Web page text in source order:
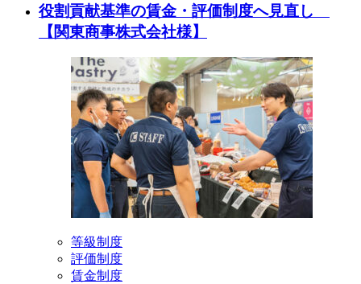
役割貢献基準の賃金・評価制度へ見直し
【関東商事株式会社様】
等級制度
評価制度
賃金制度